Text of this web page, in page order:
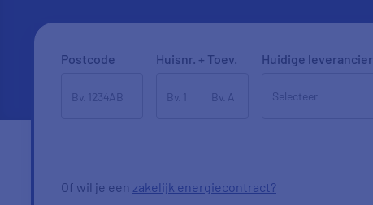
Postcode Huisnr. + Toev. Huidige leverancier
Of wil je een zakelijk energiecontract?